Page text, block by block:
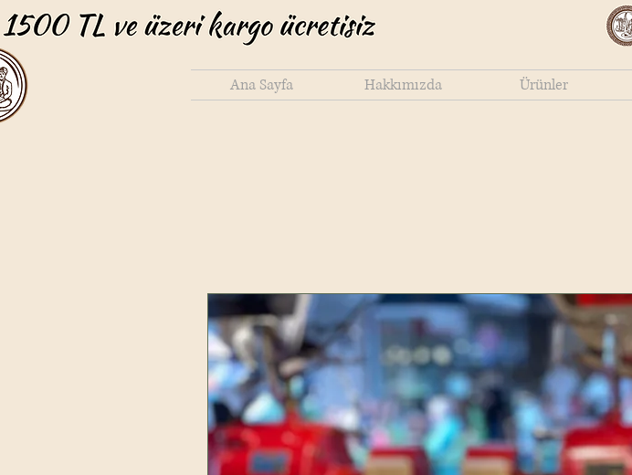
Ana Sayfa Hakkımızda Ürünler